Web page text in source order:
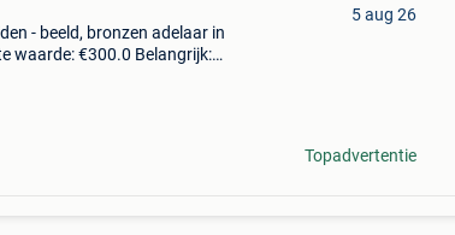
- beeld, bronzen adelaar in
waarde: €300.0 Belangrijk:
5 aug 26
Topadvertentie